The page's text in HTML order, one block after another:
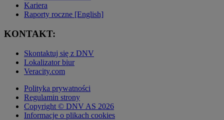
Kariera
Raporty roczne [English]
KONTAKT:
Skontaktuj się z DNV
Lokalizator biur
Veracity.com
Polityka prywatności
Regulamin strony
Copyright © DNV AS 2026
Informacje o plikach cookies